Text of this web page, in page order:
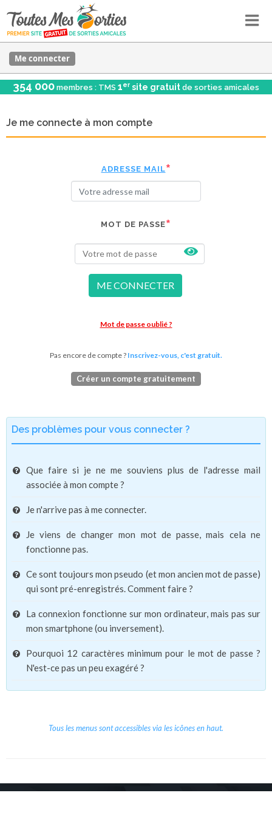
Me connecter
354 000 membres : TMS 1er site gratuit de sorties amicales
Je me connecte à mon compte
ADRESSE MAIL
MOT DE PASSE
ME CONNECTER
Mot de passe oublié ?
Pas encore de compte ? Inscrivez-vous, c'est gratuit.
Créer un compte gratuitement
Des problèmes pour vous connecter ?
Que faire si je ne me souviens plus de l'adresse mail
associée à mon compte ?
Je n'arrive pas à me connecter.
Je viens de changer mon mot de passe, mais cela ne
fonctionne pas.
Ce sont toujours mon pseudo (et mon ancien mot de passe)
qui sont pré-enregistrés. Comment faire ?
La connexion fonctionne sur mon ordinateur, mais pas sur
mon smartphone (ou inversement).
Pourquoi 12 caractères minimum pour le mot de passe ?
N'est-ce pas un peu exagéré ?
Tous les menus sont accessibles via les icônes en haut.